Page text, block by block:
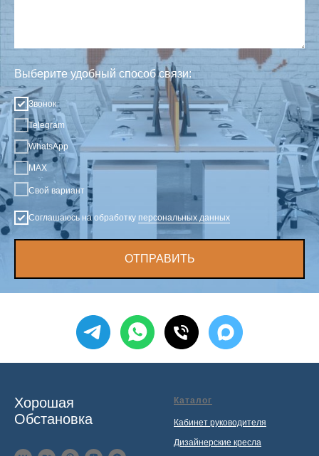
Выберите удобный способ связи:
Звонок
Telegram
WhatsApp
MAX
Свой вариант
Соглашаюсь на обработку персональных данных
ОТПРАВИТЬ
Хорошая
Обстановка
Каталог
Кабинет руководителя
Дизайнерские кресла